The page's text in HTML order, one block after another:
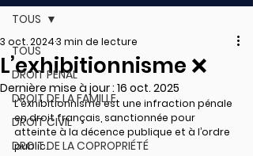
TOUS
DROIT PÉNAL
DROIT DE LA FAMILLE
DROIT CIVIL
DROIT DE LA COPROPRIÉTÉ
TOUS
L’exhibitionnisme ❌
3 oct. 20243 min de lecture
Dernière mise à jour : 16 oct. 2025
L'exhibitionnisme est une infraction pénale
en droit français, sanctionnée pour
atteinte à la décence publique et à l’ordre
public.